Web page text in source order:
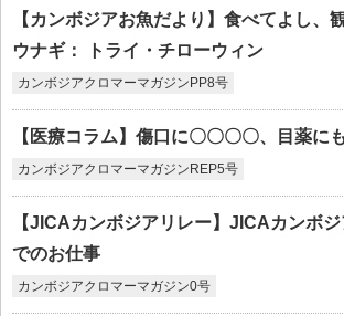
【カンボジアお魚だより】食べてよし、
ウナギ： トライ・チローウィン
カンボジアクロマーマガジンPP8号
【医療コラム】傷口に〇〇〇〇、目薬に
カンボジアクロマーマガジンREP5号
【JICAカンボジアリレー】JICAカンボ
でのお仕事
カンボジアクロマーマガジン0号